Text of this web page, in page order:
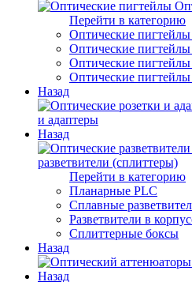
Перейти в категорию
Оптические пигтейлы
Оптические
Оптические
Оптические
Назад
и адаптеры
Назад
разветвители (сплиттеры)
Перейти в категорию
Планарные PLC
Сплавные
Разветвители в
Сплиттерные боксы
Назад
Назад